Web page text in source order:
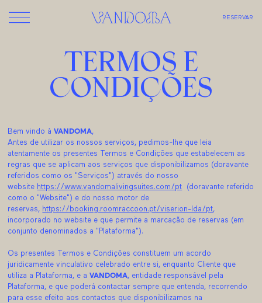
RESERVAR
TERMOS E
CONDIÇÕES
Bem vindo àVANDOMA,
Antes de utilizar os nossos serviços, pedimos-lhe que leia
atentamente os presentes Termos e Condições que estabelecem as
regras que se aplicam aos serviços que disponibilizamos (doravante
referidos como os "Serviços") através do nosso
website https://www.vandomalivingsuites.com/pt (doravante referido
como o "Website") e do nosso motor de
reservas, https://booking.roomraccoon.pt/viserion-lda/pt,
incorporado no website e que permite a marcação de reservas (em
conjunto denominados a "Plataforma").
Os presentes Termos e Condições constituem um acordo
juridicamente vinculativo celebrado entre si, enquanto Cliente que
utiliza a Plataforma, e aVANDOMA, entidade responsável pela
Plataforma, e que poderá contactar sempre que entenda, recorrendo
para esse efeito aos contactos que disponibilizamos na